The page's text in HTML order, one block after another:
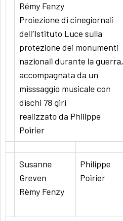
Rémy Fenzy
Proiezione di cinegiornali
dell’Istituto Luce sulla
protezione dei monumenti
nazionali durante la guerra,
accompagnata da un
misssaggio musicale con
dischi 78 giri
realizzato da Philippe
Poirier
Susanne
Greven
Rèmy Fenzy
Philippe
Poirier